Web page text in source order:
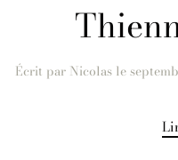
Écrit par Nicolasle